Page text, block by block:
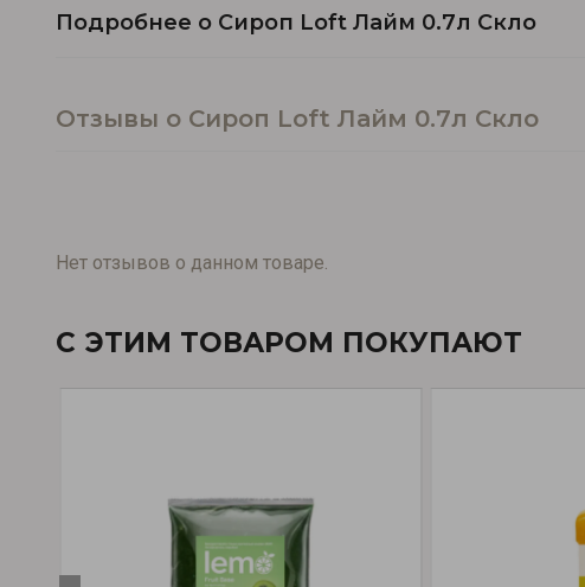
Подробнее о Сироп Loft Лайм 0.7л Скло
Отзывы о Сироп Loft Лайм 0.7л Скло
Нет отзывов о данном товаре.
С ЭТИМ ТОВАРОМ ПОКУПАЮТ